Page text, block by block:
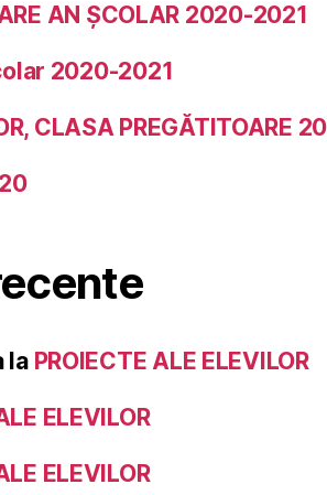
AN ȘCOLAR 2020-2021
2020-2021
CLASA PREGĂTITOARE
la PROIECTE ALE ELEVILOR
ELEVILOR
ELEVILOR